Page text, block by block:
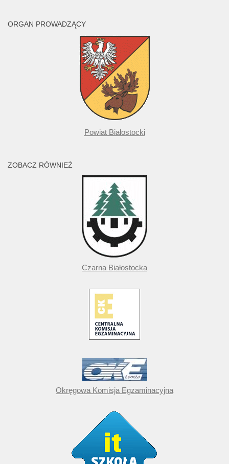
ORGAN PROWADZĄCY
Powiat Białostocki
ZOBACZ RÓWNIEŻ
Czarna Białostocka
Okręgowa Komisja Egzaminacyjna